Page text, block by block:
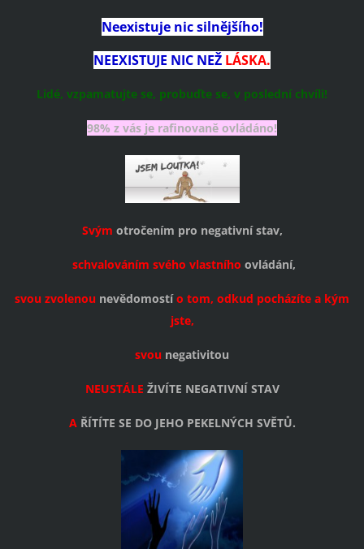
Neexistuje nic silnějšího!
NEEXISTUJE NIC NEŽ LÁSKA.
Lidé, vzpamatujte se, probuďte se, v poslední chvíli!
98% z vás je rafinovaně ovládáno!
Svým otročením pro negativní stav,
schvalováním svého vlastního ovládání,
svou zvolenou nevědomostío tom, odkud pocházíte a kým
jste,
svou negativitou
NEUSTÁLE ŽIVÍTE NEGATIVNÍ STAV
A ŘÍTÍTE SE DO JEHO PEKELNÝCH SVĚTŮ.